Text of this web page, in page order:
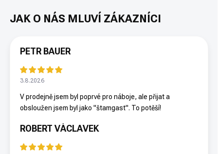
PETR BAUER
3.8.2026
V prodejně jsem byl poprvé pro náboje, ale přijat a
obsloužen jsem byl jako "štamgast". To potěší!
ROBERT VÁCLAVEK